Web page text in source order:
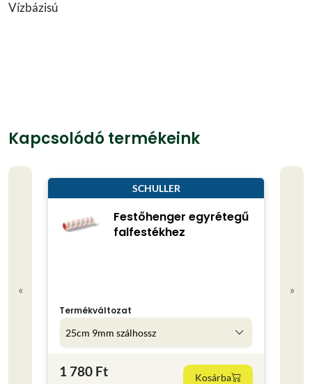
Vízbázisú
Kapcsolódó termékeink
«
SCHULLER
Festőhenger egyrétegű
falfestékhez
Termékváltozat
25cm 9mm szálhossz
1 780 Ft Kosárba
»